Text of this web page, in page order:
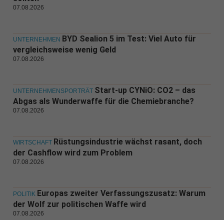
07.08.2026
UNTERNEHMEN BYD Sealion 5 im Test: Viel Auto für
vergleichsweise wenig Geld
07.08.2026
UNTERNEHMENSPORTRÄT Start-up CYNiO: CO2 – das
Abgas als Wunderwaffe für die Chemiebranche?
07.08.2026
WIRTSCHAFT Rüstungsindustrie wächst rasant, doch
der Cashflow wird zum Problem
07.08.2026
POLITIK Europas zweiter Verfassungszusatz: Warum
der Wolf zur politischen Waffe wird
07.08.2026